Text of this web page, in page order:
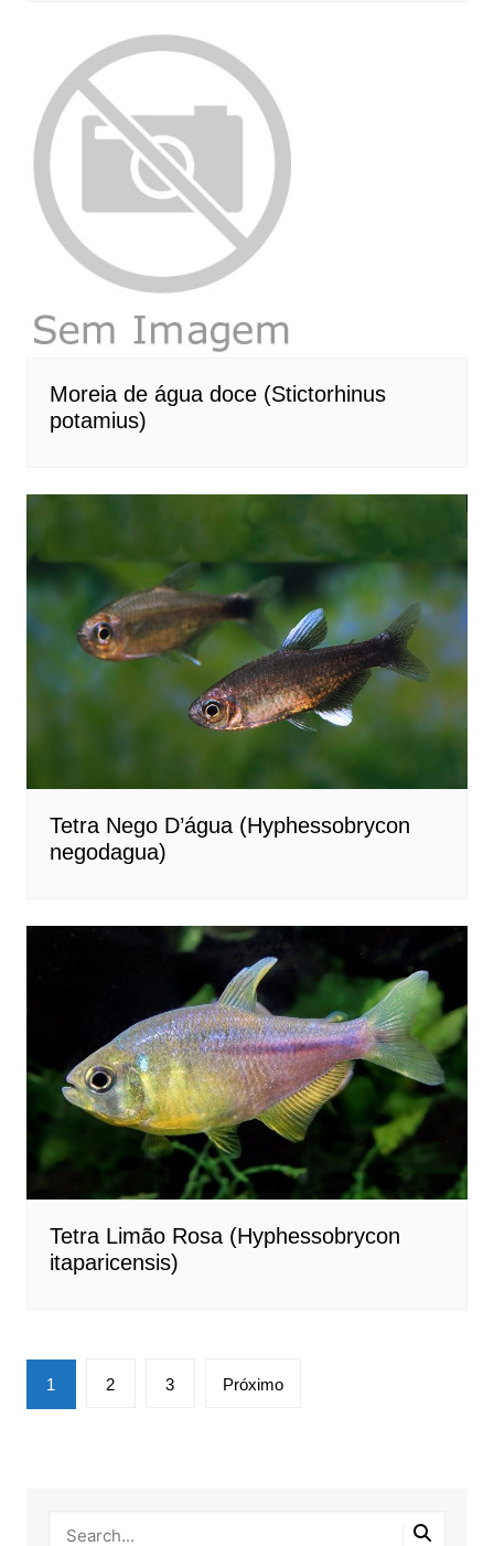
Moreia de água doce (Stictorhinus
potamius)
Tetra Nego D’água (Hyphessobrycon
negodagua)
Tetra Limão Rosa (Hyphessobrycon
itaparicensis)
Paginação
de
1 2 3 Próximo